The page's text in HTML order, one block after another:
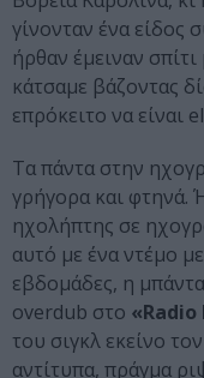
γίνονταν ένα είδος
ήρθαν έμειναν
κάτσαμε βάζοντας
επρόκειτο να είναι
Τα πάντα στην
γρήγορα και φτηνά.
ηχολήπτης σε
αυτό με ένα ντέμο
εβδομάδες, η
overdub στο «Radio
του σιγκλ εκείνο
αντίτυπα, πράγμα